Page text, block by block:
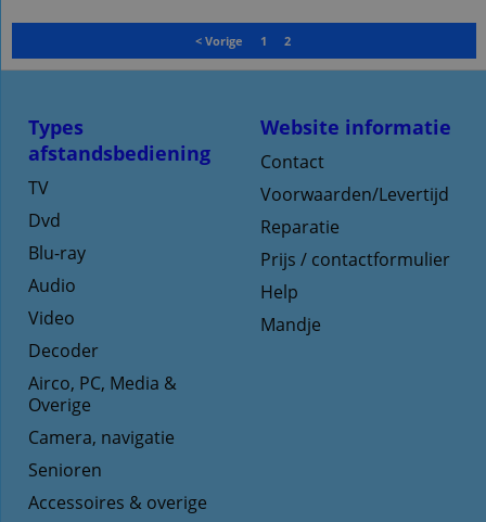
< Vorige 1 2
Website informatie
Contact
Voorwaarden/Levertijd
Reparatie
Prijs / contactformulier
Help
Mandje
Types
afstandsbediening
TV
Dvd
Blu-ray
Audio
Video
Decoder
Airco, PC, Media &
Overige
Camera, navigatie
Senioren
Accessoires & overige